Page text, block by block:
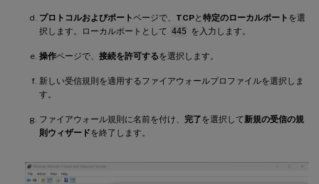
プロトコルおよびポートページで、 TCPと 特定のローカルポート を選
択します。ローカルポートとして 445 を入力します。
操作ページで、 接続を許可するを選択します。
新しい受信規則を適用するファイアウォールプロファイルを選択しま
す。
ファイアウォール規則に名前を付け、 完了を選択して新規の受信の規
則ウィザードを終了します。